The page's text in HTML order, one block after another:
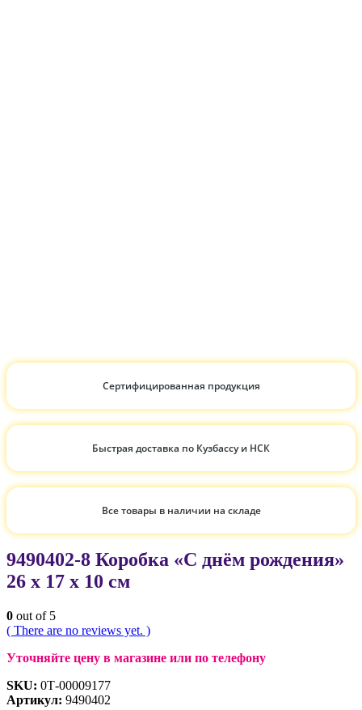
Сертифицированная продукция
Быстрая доставка по Кузбассу и НСК
Все товары в наличии на складе
9490402-8 Коробка «С днём рождения»
26 х 17 х 10 см
0 out of 5
( There are no reviews yet. )
Уточняйте цену в магазине или по телефону
SKU: 0Т-00009177
Артикул: 9490402